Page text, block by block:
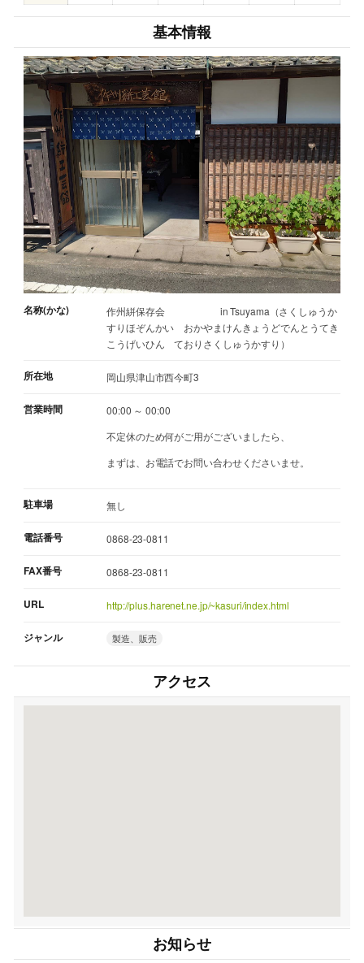
基本情報
名称(かな)
作州絣保存会 in Tsuyama（さくしゅうか
すりほぞんかい おかやまけんきょうどでんとうてき
こうげいひん ておりさくしゅうかすり）
所在地 岡山県津山市西今町3
営業時間
00:00 ～ 00:00
不定休のため何がご用がございましたら、
まずは、お電話でお問い合わせくださいませ。
駐車場 無し
電話番号 0868-23-0811
FAX番号 0868-23-0811
URL http://plus.harenet.ne.jp/~kasuri/index.html
ジャンル 製造、販売
アクセス
お知らせ